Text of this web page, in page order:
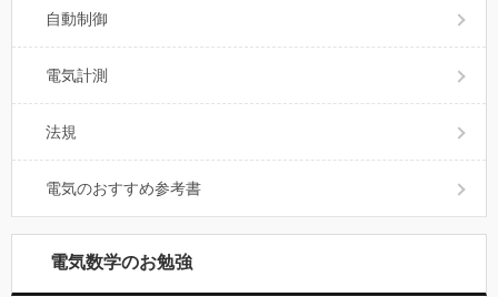
自動制御
電気計測
法規
電気のおすすめ参考書
電気数学のお勉強